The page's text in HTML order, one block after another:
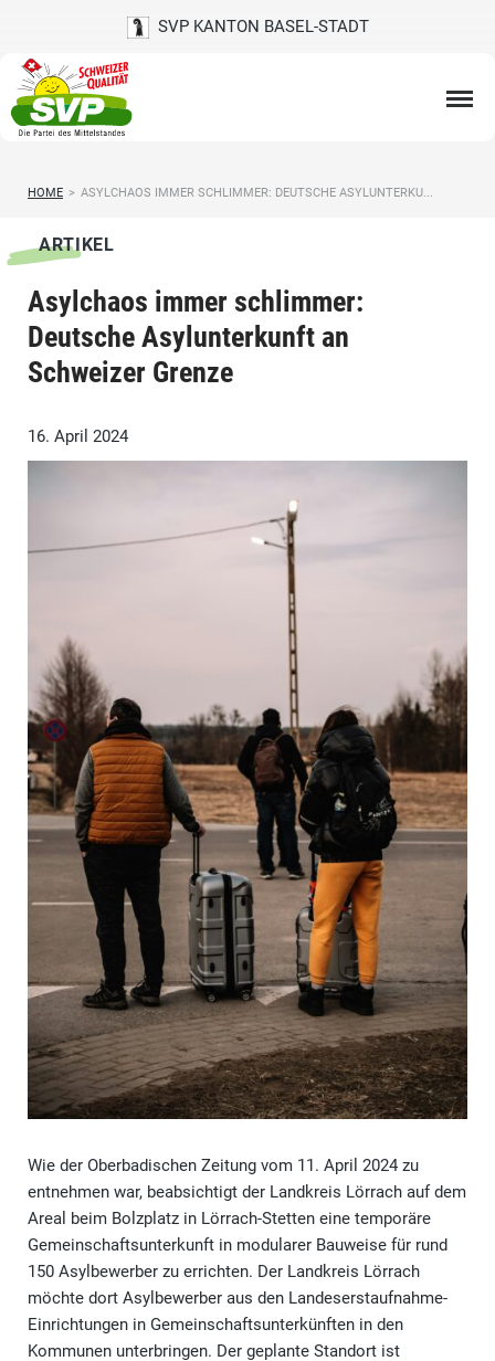
SVP KANTON BASEL-STADT
HOME > ASYLCHAOS IMMER SCHLIMMER: DEUTSCHE ASYLUNTERKU...
ARTIKEL
Asylchaos immer schlimmer:
Deutsche Asylunterkunft an
Schweizer Grenze
16. April 2024
Wie der Oberbadischen Zeitung vom 11. April 2024 zu
entnehmen war, beabsichtigt der Landkreis Lörrach auf dem
Areal beim Bolzplatz in Lörrach-Stetten eine temporäre
Gemeinschaftsunterkunft in modularer Bauweise für rund
150 Asylbewerber zu errichten. Der Landkreis Lörrach
möchte dort Asylbewerber aus den Landeserstaufnahme-
Einrichtungen in Gemeinschaftsunterkünften in den
Kommunen unterbringen. Der geplante Standort ist